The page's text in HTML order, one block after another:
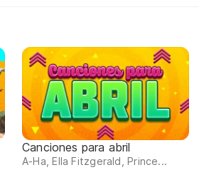
Canciones para abril
A-Ha, Ella Fitzgerald, Prince...